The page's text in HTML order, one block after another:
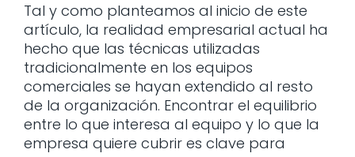
Tal y como planteamos al inicio de este
artículo, la realidad empresarial actual ha
hecho que las técnicas utilizadas
tradicionalmente en los equipos
comerciales se hayan extendido al resto
de la organización. Encontrar el equilibrio
entre lo que interesa al equipo y lo que la
empresa quiere cubrir es clave para